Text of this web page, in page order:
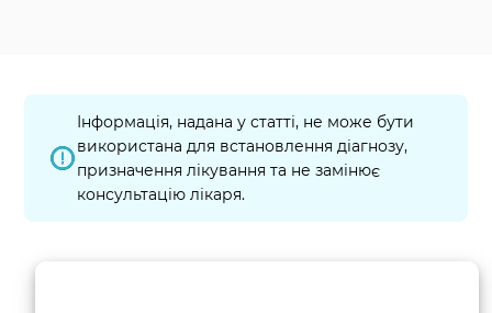
Інформація, надана у статті, не може бути
використана для встановлення діагнозу,
призначення лікування та не замінює
консультацію лікаря.